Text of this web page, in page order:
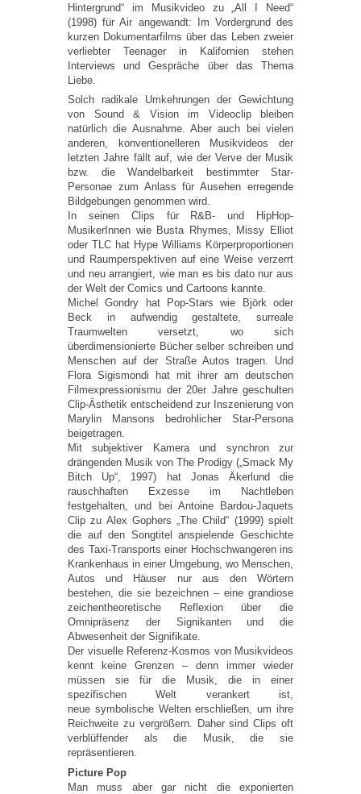
Hintergrund“ im Musikvideo zu „All I Need“
(1998) für Air angewandt: Im Vordergrund des
kurzen Dokumentarfilms über das Leben zweier
verliebter Teenager in Kalifornien stehen
Interviews und Gespräche über das Thema
Liebe.
Solch radikale Umkehrungen der Gewichtung
von Sound & Vision im Videoclip bleiben
natürlich die Ausnahme. Aber auch bei vielen
anderen, konventionelleren Musikvideos der
letzten Jahre fällt auf, wie der Verve der Musik
bzw. die Wandelbarkeit bestimmter Star-
Personae zum Anlass für Ausehen erregende
Bildgebungen genommen wird.
In seinen Clips für R&B- und HipHop-
MusikerInnen wie Busta Rhymes, Missy Elliot
oder TLC hat Hype Williams Körperproportionen
und Raumperspektiven auf eine Weise verzerrt
und neu arrangiert, wie man es bis dato nur aus
der Welt der Comics und Cartoons kannte.
Michel Gondry hat Pop-Stars wie Björk oder
Beck in aufwendig gestaltete, surreale
Traumwelten versetzt, wo sich
überdimensionierte Bücher selber schreiben und
Menschen auf der Straße Autos tragen. Und
Flora Sigismondi hat mit ihrer am deutschen
Filmexpressionismu der 20er Jahre geschulten
Clip-Ästhetik entscheidend zur Inszenierung von
Marylin Mansons bedrohlicher Star-Persona
beigetragen.
Mit subjektiver Kamera und synchron zur
drängenden Musik von The Prodigy („Smack My
Bitch Up“, 1997) hat Jonas Äkerlund die
rauschhaften Exzesse im Nachtleben
festgehalten, und bei Antoine Bardou-Jaquets
Clip zu Alex Gophers „The Child“ (1999) spielt
die auf den Songtitel anspielende Geschichte
des Taxi-Transports einer Hochschwangeren ins
Krankenhaus in einer Umgebung, wo Menschen,
Autos und Häuser nur aus den Wörtern
bestehen, die sie bezeichnen – eine grandiose
zeichentheoretische Reflexion über die
Omnipräsenz der Signikanten und die
Abwesenheit der Signifikate.
Der visuelle Referenz-Kosmos von Musikvideos
kennt keine Grenzen – denn immer wieder
müssen sie für die Musik, die in einer
spezifischen Welt verankert ist,
neue symbolische Welten erschließen, um ihre
Reichweite zu vergrößern. Daher sind Clips oft
verblüffender als die Musik, die sie
repräsentieren.
Picture Pop
Man muss aber gar nicht die exponierten